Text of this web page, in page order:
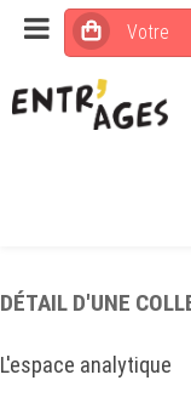
DÉTAIL D'UNE
L'espace analytique